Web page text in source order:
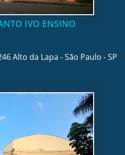
IVO ENSINO
Alto da Lapa - São Paulo - SP